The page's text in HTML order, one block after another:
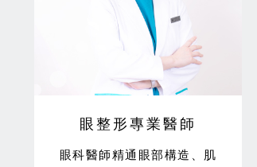
眼整形專業醫師
眼科醫師精通眼部構造、肌